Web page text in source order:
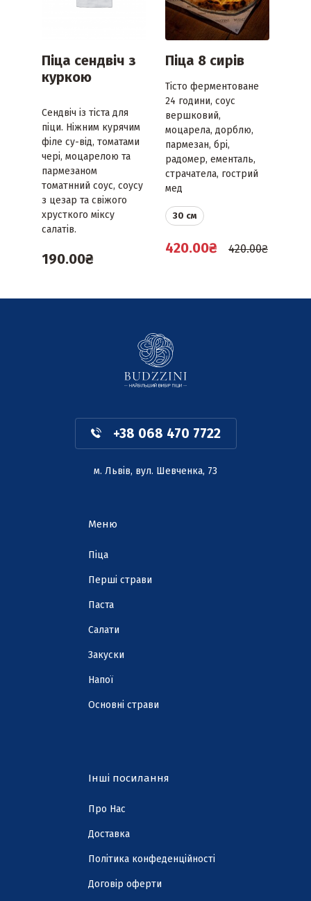
Піца сендвіч з
куркою
Сендвіч із тіста для
піци. Ніжним курячим
філе су-від, томатами
чері, моцарелою та
пармезаном
томатнний соус, соусу
з цезар та свіжого
хрусткого міксу
салатів.
190.00₴
Піца 8 сирів
Тісто ферментоване
24 години, соус
вершковий,
моцарела, дорблю,
пармезан, брі,
радомер, ементаль,
страчатела, гострий
мед
30 см
420.00₴
420.00₴
+38 068 470 7722
м. Львів, вул. Шевченка, 73
Меню
Піца
Перші страви
Паста
Cалати
Закуски
Напої
Основні страви
Інші посилання
Про Нас
Доставка
Політика конфеденційності
Договір оферти